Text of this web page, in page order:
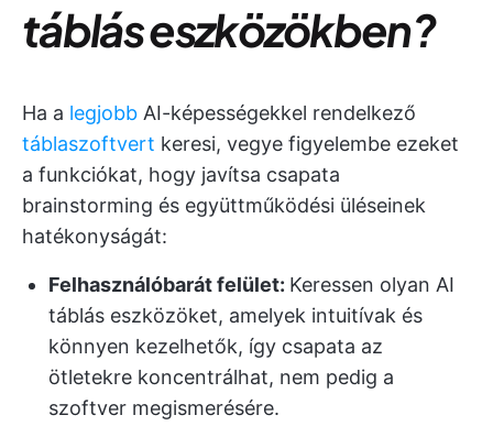
táblás eszközökben?
Ha a legjobb AI-képességekkel rendelkező
táblaszoftvert keresi, vegye figyelembe ezeket
a funkciókat, hogy javítsa csapata
brainstorming és együttműködési üléseinek
hatékonyságát:
Felhasználóbarát felület: Keressen olyan AI
táblás eszközöket, amelyek intuitívak és
könnyen kezelhetők, így csapata az
ötletekre koncentrálhat, nem pedig a
szoftver megismerésére.